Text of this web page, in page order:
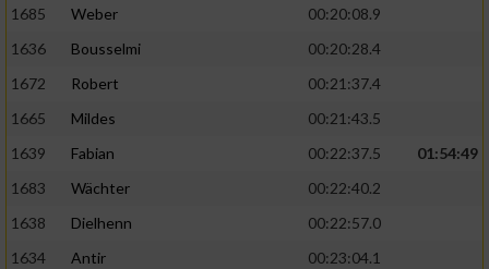
1685
Weber
00:20:08.9
1636
Bousselmi
00:20:28.4
1672
Robert
00:21:37.4
1665
Mildes
00:21:43.5
1639
Fabian 00:22:37.5
01:54:49
1683
Wächter
00:22:40.2
1638
Dielhenn
00:22:57.0
1634
Antir
00:23:04.1